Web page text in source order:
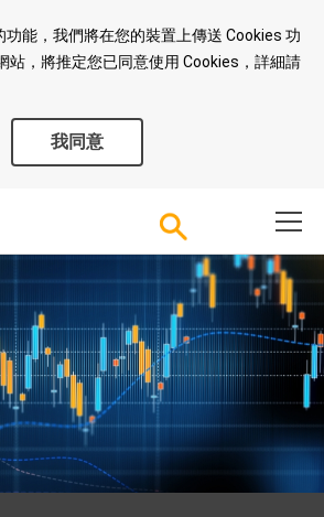
能，我們將在您的裝置上傳送 Cookies 功
站，將推定您已同意使用 Cookies，詳細請
我同意